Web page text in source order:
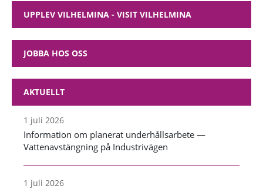
AKTUELLT
1 juli 2026
Information om planerat underhållsarbete —
Vattenavstängning på Industrivägen
1 juli 2026
UPPLEV VILHELMINA - VISIT VILHELMINA
JOBBA HOS OSS